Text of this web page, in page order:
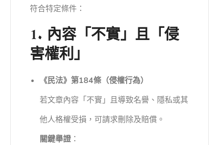
符合特定條件：
1. 內容「不實」且「侵
害權利」
《民法》第184條（侵權行為）
若文章內容「不實」且導致名譽、隱私或其
他人格權受損，可請求刪除及賠償。
關鍵舉證 ：